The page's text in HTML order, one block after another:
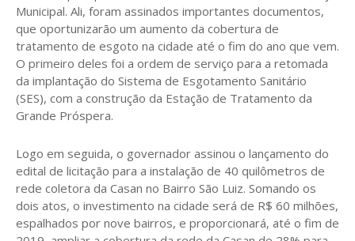
Municipal. Ali, foram assinados importantes documentos,
que oportunizarão um aumento da cobertura de
tratamento de esgoto na cidade até o fim do ano que vem.
O primeiro deles foi a ordem de serviço para a retomada
da implantação do Sistema de Esgotamento Sanitário
(SES), com a construção da Estação de Tratamento da
Grande Próspera.
Logo em seguida, o governador assinou o lançamento do
edital de licitação para a instalação de 40 quilômetros de
rede coletora da Casan no Bairro São Luiz. Somando os
dois atos, o investimento na cidade será de R$ 60 milhões,
espalhados por nove bairros, e proporcionará, até o fim de